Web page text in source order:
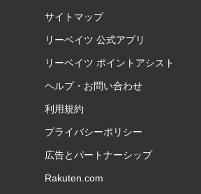
サイトマップ
リーベイツ 公式アプリ
リーベイツ ポイントアシスト
ヘルプ・お問い合わせ
利用規約
プライバシーポリシー
広告とパートナーシップ
Rakuten.com